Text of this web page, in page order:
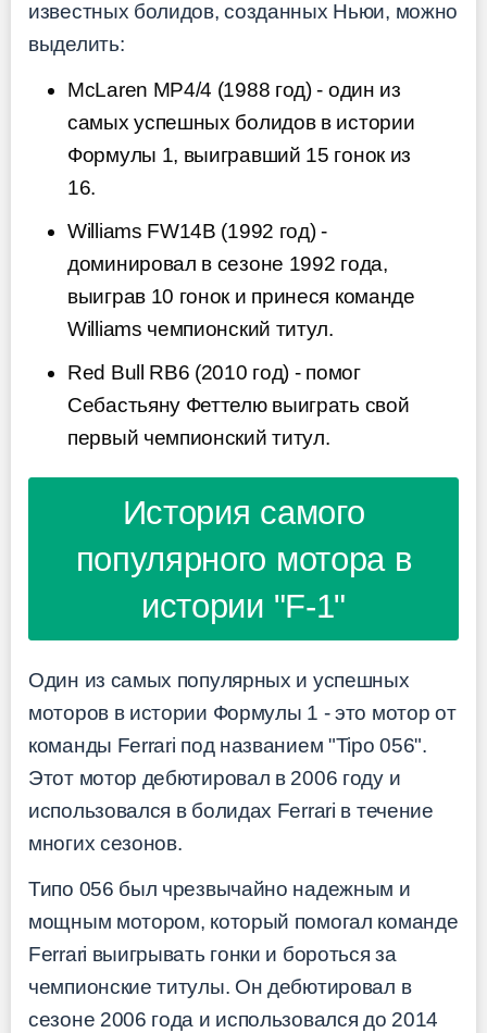
известных болидов, созданных Ньюи, можно
выделить:
McLaren MP4/4 (1988 год) - один из
самых успешных болидов в истории
Формулы 1, выигравший 15 гонок из
16.
Williams FW14B (1992 год) -
доминировал в сезоне 1992 года,
выиграв 10 гонок и принеся команде
Williams чемпионский титул.
Red Bull RB6 (2010 год) - помог
Себастьяну Феттелю выиграть свой
первый чемпионский титул.
История самого
популярного мотора в
истории "F-1"
Один из самых популярных и успешных
моторов в истории Формулы 1 - это мотор от
команды Ferrari под названием "Tipo 056".
Этот мотор дебютировал в 2006 году и
использовался в болидах Ferrari в течение
многих сезонов.
Типо 056 был чрезвычайно надежным и
мощным мотором, который помогал команде
Ferrari выигрывать гонки и бороться за
чемпионские титулы. Он дебютировал в
сезоне 2006 года и использовался до 2014